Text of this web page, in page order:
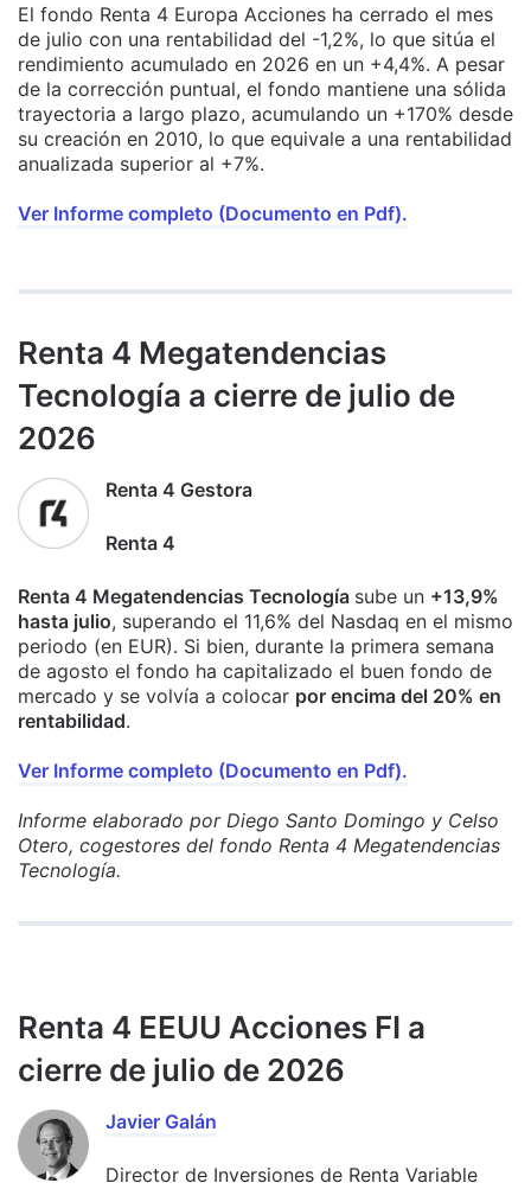
El fondo Renta 4 Europa Acciones ha cerrado el mes
de julio con una rentabilidad del -1,2%, lo que sitúa el
rendimiento acumulado en 2026 en un +4,4%. A pesar
de la corrección puntual, el fondo mantiene una sólida
trayectoria a largo plazo, acumulando un +170% desde
su creación en 2010, lo que equivale a una rentabilidad
anualizada superior al +7%.
Ver Informe completo (Documento en Pdf).
Renta 4 Megatendencias
Tecnología a cierre de julio de
2026
Renta 4 Gestora
Renta 4
Renta 4 Megatendencias Tecnología sube un +13,9%
hasta julio, superando el 11,6% del Nasdaq en el mismo
periodo (en EUR). Si bien, durante la primera semana
de agosto el fondo ha capitalizado el buen fondo de
mercado y se volvía a colocar por encima del 20% en
rentabilidad.
Ver Informe completo (Documento en Pdf).
Informe elaborado por Diego Santo Domingo y Celso
Otero, cogestores del fondo Renta 4 Megatendencias
Tecnología.
Renta 4 EEUU Acciones FI a
cierre de julio de 2026
Javier Galán
Director de Inversiones de Renta Variable